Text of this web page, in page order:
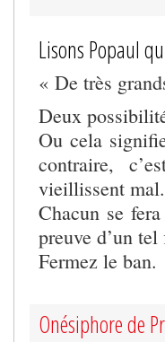
Lisons Popaul
« De très
Deux
Ou cela
contraire,
vieillissent mal.
Chacun se
preuve d’un
Fermez le ban.
Onésiphore de